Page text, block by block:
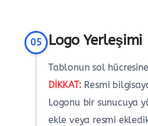
05 Logo Yerleşimi
Tablonun sol
DİKKAT: Resmi
Logonu bir sunucuya
ekle veya resmi